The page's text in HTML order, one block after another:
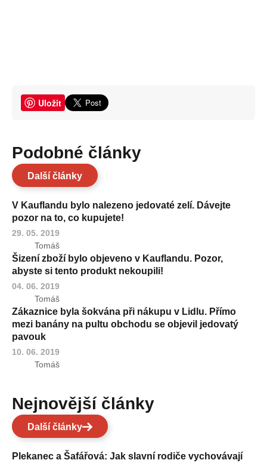
Uložit
Podobné články
Další články
V Kauflandu bylo nalezeno jedovaté zelí. Dávejte
pozor na to, co kupujete!
29. 05. 2019
Tomáš
Šizení zboží bylo objeveno v Kauflandu. Pozor,
abyste si tento produkt nekoupili!
04. 06. 2019
Tomáš
Zákaznice byla šokvána při nákupu v Lidlu. Přímo
mezi banány na pultu obchodu se objevil jedovatý
pavouk
10. 06. 2019
Tomáš
Nejnovější články
Další články
Plekanec a Šafářová: Jak slavní rodiče vychovávají